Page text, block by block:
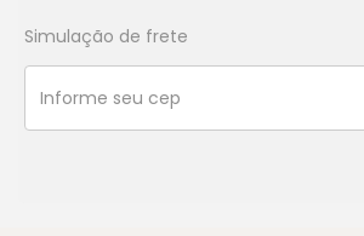
Simulação de frete